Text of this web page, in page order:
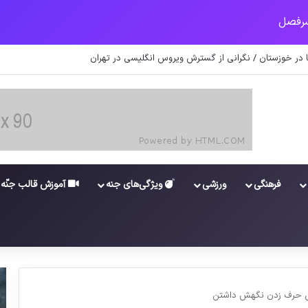
ایران احیای برجام را دشوار می‌کند
فرهنگی ورزشی ویژگی‌های جنه آموزش قالب جنّه
حرف زدن نگهش داشتن